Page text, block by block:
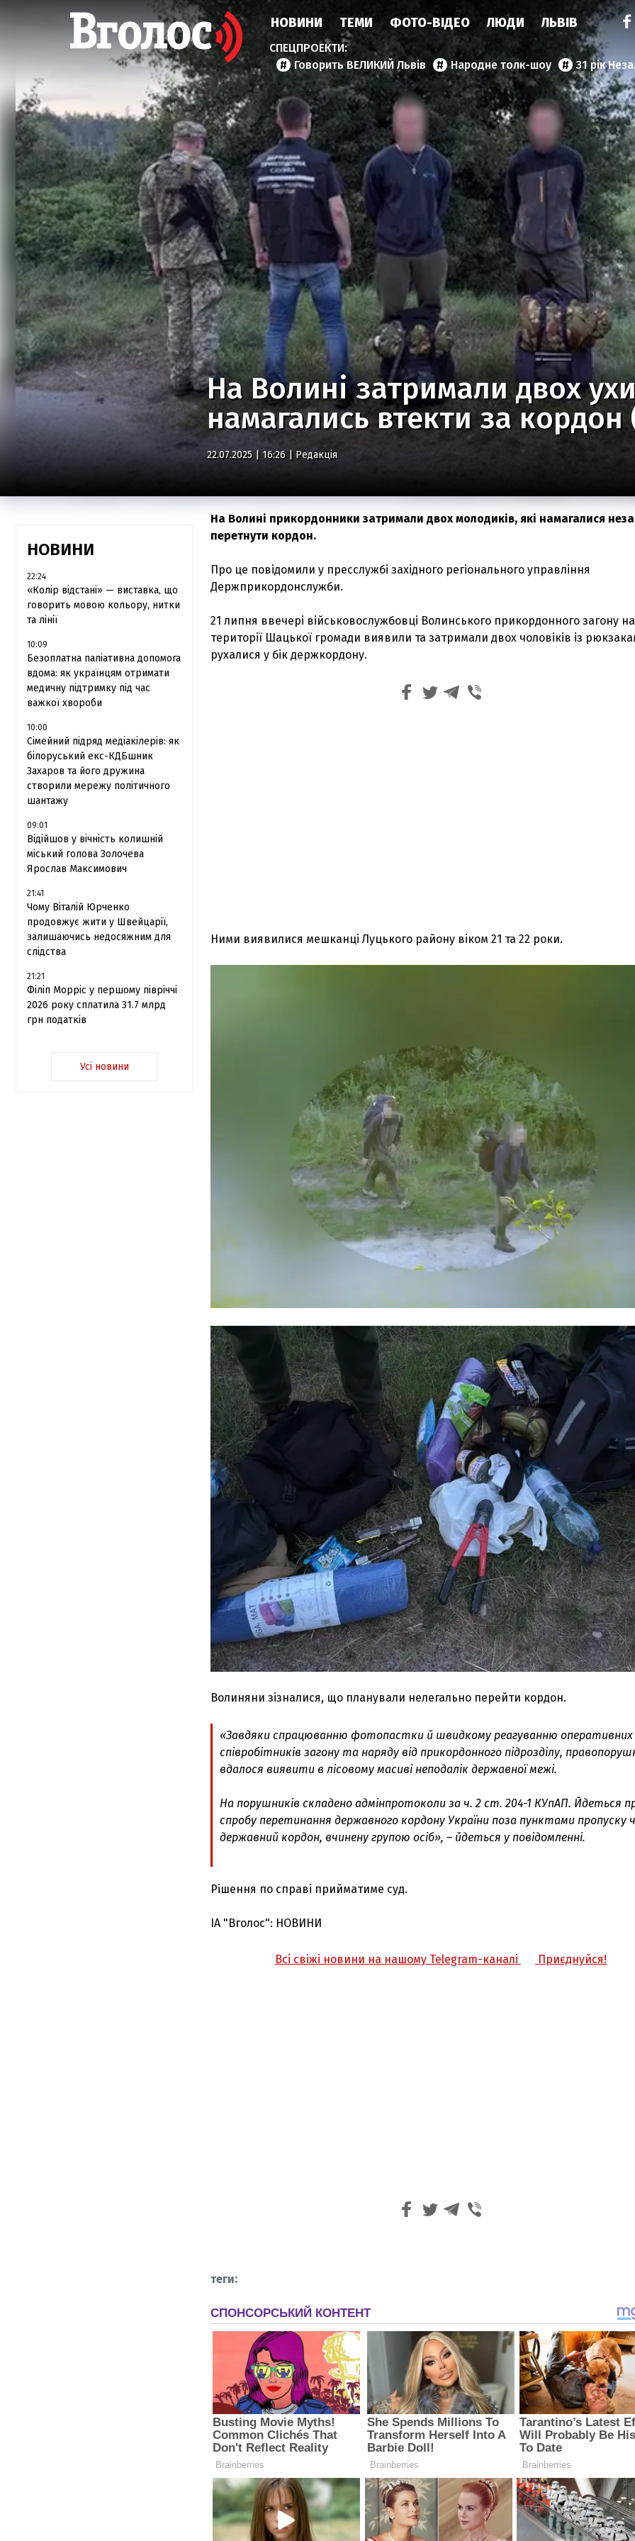
НОВИНИ ТЕМИ ФОТО-ВІДЕО ЛЮДИ ЛЬВІВ
Говорить ВЕЛИКИЙ Львів Народне толк-шоу 31 рік
На Волині затримали двох
намагались втекти за
22.07.2025 | 16:26 | Редакція
НОВИНИ
22:24
«Колір відстані» — виставка, що
говорить мовою кольору, нитки
та лінії
10:09
Безоплатна паліативна допомога
вдома: як українцям отримати
медичну підтримку під час
важкої хвороби
10:00
Сімейний підряд медіакілерів: як
білоруський екс-КДБшник
Захаров та його дружина
створили мережу політичного
шантажу
09:01
Відійшов у вічність колишній
міський голова Золочева
Ярослав Максимович
21:41
Чому Віталій Юрченко
продовжує жити у Швейцарії,
залишаючись недосяжним для
слідства
21:21
Філіп Морріс у першому півріччі
2026 року сплатила 31.7 млрд
грн податків
Усі новини
На Волині прикордонники затримали двох молодиків, які намагалися
перетнути кордон.
Про це повідомили у пресслужбі західного регіонального управління
Держприкордонслужби.
21 липня ввечері військовослужбовці Волинського прикордонного загону на
території Шацької громади виявили та затримали двох чоловіків із
рухалися у бік держкордону.
Ними виявилися мешканці Луцького району віком 21 та 22 роки.
Волиняни зізналися, що планували нелегально перейти кордон.
«Завдяки спрацюванню фотопастки й швидкому реагуванню оперативних
співробітників загону та наряду від прикордонного підрозділу,
вдалося виявити в лісовому масиві неподалік державної межі.
На порушників складено адмінпротоколи за ч. 2 ст. 204-1 КУпАП. Йдеться
спробу перетинання державного кордону України поза пунктами пропуску
державний кордон, вчинену групою осіб», – йдеться у повідомленні.
Рішення по справі прийматиме суд.
ІА "Вголос": НОВИНИ
Всі свіжі новини на нашому Telegram-каналі Приєднуйся!
З'явилося відео знищеного ворожого